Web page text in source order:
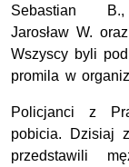
Sebastian
Jarosław W.
Wszyscy byli
promila w
Policjanci z
pobicia. Dzisiaj
przedstawili